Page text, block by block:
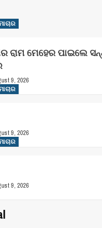
ରାମ ମେହେର ପାଇଲେ
9, 2026
9, 2026
9, 2026